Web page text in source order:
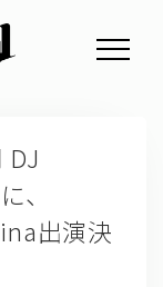
DJ
、
出演決